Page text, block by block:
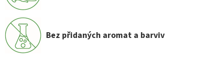
Bez přidaných aromat a barviv